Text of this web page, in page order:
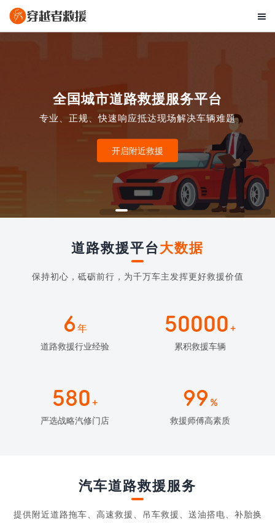

全国城市道路救援服务平台
专业、正规、快速响应抵达现场解决车辆难题
开启附近救援
道路救援平台大数据
保持初心，砥砺前行，为千万车主发挥更好救援价值
6年
道路救援行业经验
50000 +
累积救援车辆
580 +
严选战略汽修门店
99 %
救援师傅高素质
汽车道路救援服务
提供附近道路拖车、高速救援、吊车救援、送油搭电、补胎换